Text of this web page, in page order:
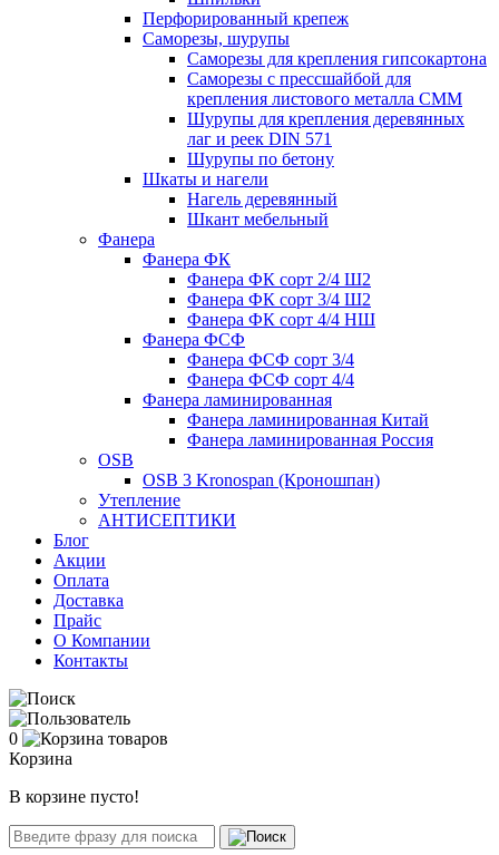
Перфорированный крепеж
Саморезы, шурупы
Саморезы для крепления гипсокартона
Саморезы с прессшайбой для
крепления листового металла СММ
Шурупы для крепления деревянных
лаг и реек DIN 571
Шурупы по бетону
Шкаты и нагели
Нагель деревянный
Шкант мебельный
Фанера
Фанера ФК
Фанера ФК сорт 2/4 Ш2
Фанера ФК сорт 3/4 Ш2
Фанера ФК сорт 4/4 НШ
Фанера ФСФ
Фанера ФСФ сорт 3/4
Фанера ФСФ сорт 4/4
Фанера ламинированная
Фанера ламинированная Китай
Фанера ламинированная Россия
OSB
OSB 3 Kronospan (Кроношпан)
Утепление
АНТИСЕПТИКИ
Блог
Акции
Оплата
Доставка
Прайс
О Компании
Контакты
0
Корзина
В корзине пусто!